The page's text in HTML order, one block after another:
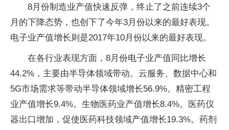
8月份制造业产值快速反弹，终止了之前连续3个
月的下降态势，也创下了今年3月份以来的最好表现。
电子业产值增长则是2017年10月份以来的最好表现。
在各行业表现方面，8月份电子业产值同比增长
44.2%，主要由半导体领域带动。云服务、数据中心和
5G市场需求等带动半导体领域增长56.9%。精密工程
业产值增长9.4%。生物医药业产值增长8.4%。医药仪
器出口增加，促使医药科技领域产值增长19.3%。药剂